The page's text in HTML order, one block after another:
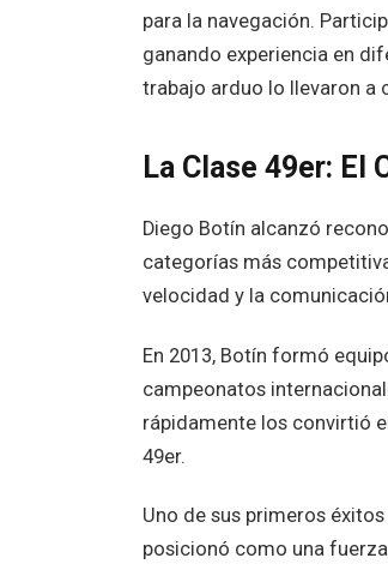
para la navegación.
ganando experiencia en
trabajo arduo lo llevaron a
La Clase 49er: El
Diego Botín alcanzó
categorías más
velocidad y la
En 2013, Botín formó
campeonatos
rápidamente los convirtió
49er.
Uno de sus primeros
posicionó como una